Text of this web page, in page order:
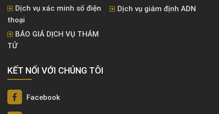
Dịch vụ xác minh số điện
thoại
Dịch vụ giám định ADN
BÁO GIÁ DỊCH VỤ THÁM
TỬ
KẾT NỐI VỚI CHÚNG TÔI
Facebook